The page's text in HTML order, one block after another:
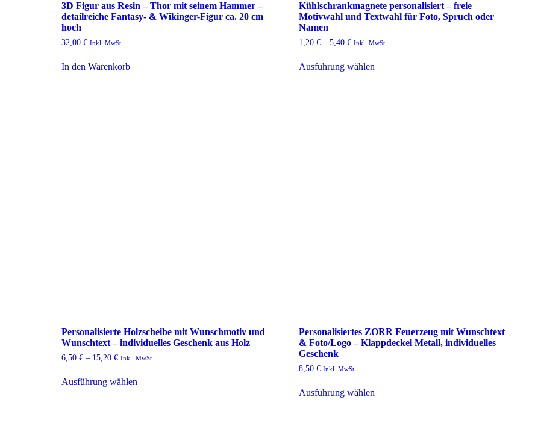
3D Figur aus Resin – Thor mit seinem Hammer –
detailreiche Fantasy- & Wikinger-Figur ca. 20 cm
hoch
32,00 € Inkl. MwSt.
In den Warenkorb
Kühlschrankmagnete personalisiert – freie
Motivwahl und Textwahl für Foto, Spruch oder
Namen
1,20 €– 5,40 € Inkl. MwSt.
Ausführung wählen
Personalisierte Holzscheibe mit Wunschmotiv und
Wunschtext – individuelles Geschenk aus Holz
6,50 € – 15,20 € Inkl. MwSt.
Ausführung wählen
Personalisiertes ZORR Feuerzeug mit Wunschtext
& Foto/Logo – Klappdeckel Metall, individuelles
Geschenk
8,50 € Inkl. MwSt.
Ausführung wählen